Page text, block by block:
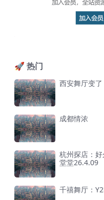
🚀 热门
西安舞厅变
成都情浓
杭州探店：
堂堂26.4.09
千禧舞厅：